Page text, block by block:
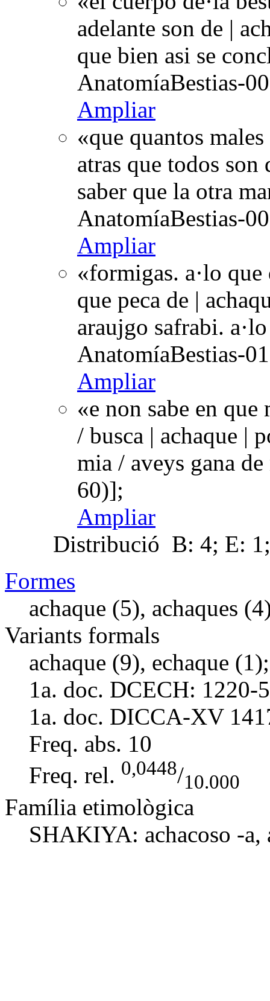
adelante son de |
que bien asi se
AnatomíaBestias-
Ampliar
«que quantos
atras que todos son
saber que la otra
AnatomíaBestias-
Ampliar
«formigas. a·lo
que peca de |
araujgo safrabi.
AnatomíaBestias-
Ampliar
«e non sabe en
/ busca | achaque |
mia / aveys gana
60)];
Ampliar
Distribució B: 4; E: 1;
Formes
achaque (5), achaques
Variants formals
achaque (9), echaque (1);
1a. doc. DCECH: 1220-
1a. doc. DICCA-XV
Freq. abs. 10
Freq. rel. 0,0448/10.000
Família etimològica
SHAKIYA: achacoso -a,